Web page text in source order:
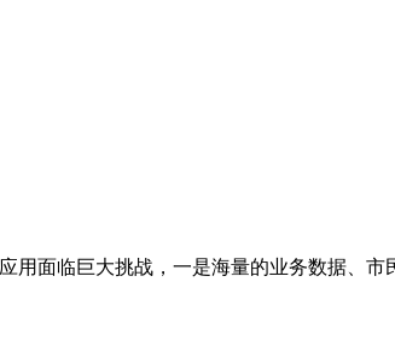
用面临巨大挑战，一是海量的业务数据、